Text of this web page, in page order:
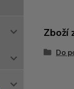
Zboží
Do